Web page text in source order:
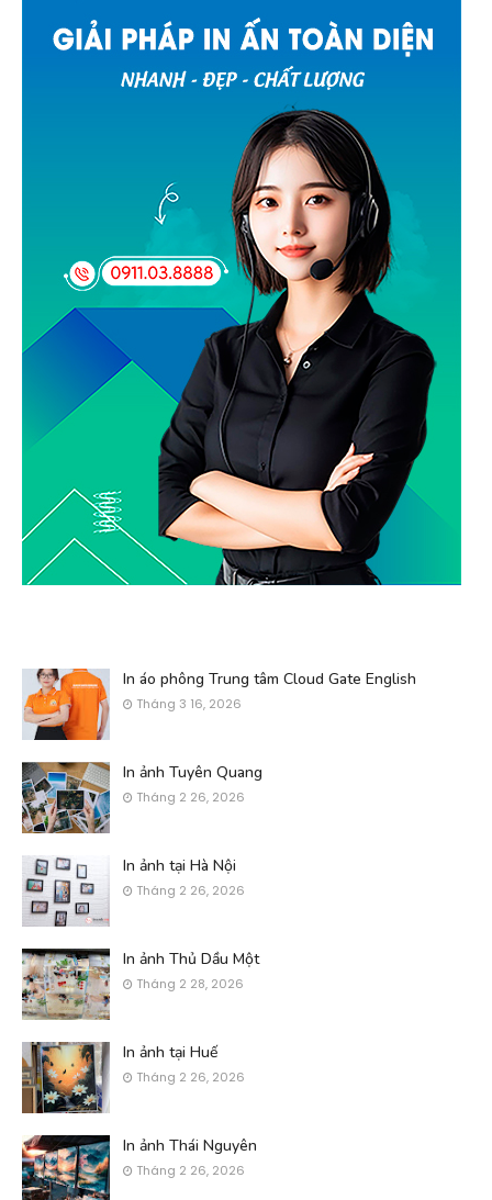
In áo phông Trung tâm Cloud Gate English
Tháng 3 16, 2026
In ảnh Tuyên Quang
Tháng 2 26, 2026
In ảnh tại Hà Nội
Tháng 2 26, 2026
In ảnh Thủ Dầu Một
Tháng 2 28, 2026
In ảnh tại Huế
Tháng 2 26, 2026
In ảnh Thái Nguyên
Tháng 2 26, 2026